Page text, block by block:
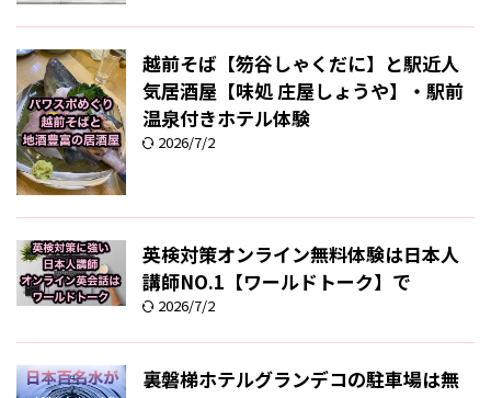
越前そば【笏谷しゃくだに】と駅近人
気居酒屋【味処 庄屋しょうや】・駅前
温泉付きホテル体験
2026/7/2
英検対策オンライン無料体験は日本人
講師NO.1【ワールドトーク】で
2026/7/2
裏磐梯ホテルグランデコの駐車場は無